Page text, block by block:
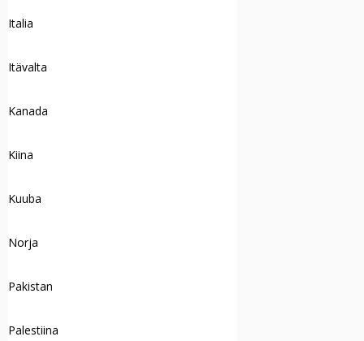
Italia
Itävalta
Kanada
Kiina
Kuuba
Norja
Pakistan
Palestiina